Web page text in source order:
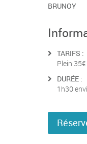
BRUNOY
TARIFS :
Plein
DURÉE :
1h30